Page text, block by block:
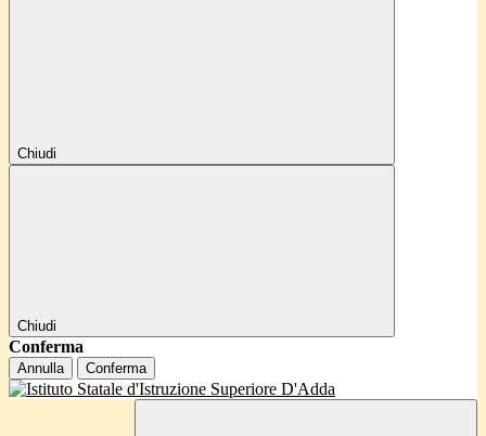
Chiudi
Chiudi
Conferma
Annulla Conferma